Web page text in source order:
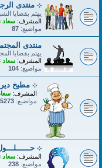
܀ منتدى
يهتم بقضايا
المشرف: سعاد
مواضيع: 87
منتدى
يهتم بقضايا
المشرف: سعاد
مواضيع: 104
܀ مطبخ
المشرف:
مواضيع: 5273
܀
المشرف: سعاد
مواضيع: 238